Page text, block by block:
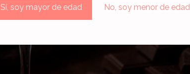
Sí, soy mayor de edad No, soy menor de edad